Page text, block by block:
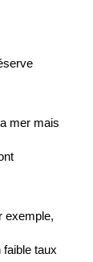
mer mais
exemple,
faible taux